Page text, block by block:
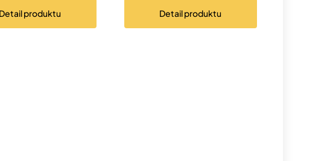
Detailproduktu Detailproduktu